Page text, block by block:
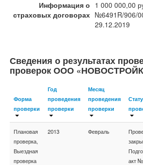
Информация о
страховых договорах
1 000 000,00
№6491R/906/
29.12.2019
Сведения о результатах
проверок ООО
Форма
проверки
Год
проведения
проверки
Месяц
проведения
проверки
Плановая
проверка,
Выездная
проверка
2013 Февраль
акт